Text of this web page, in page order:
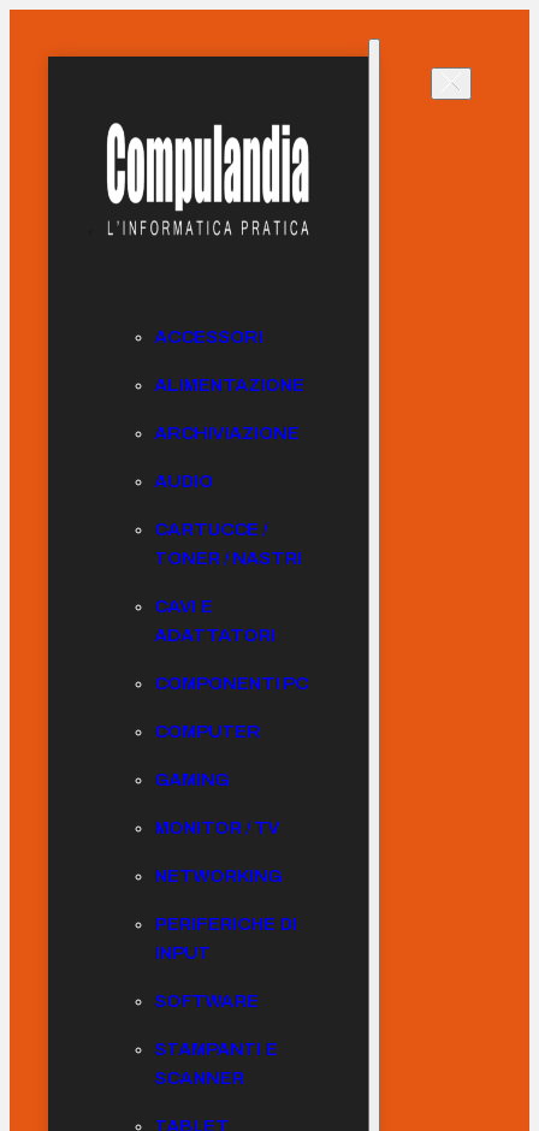
ACCESSORI
ALIMENTAZIONE
ARCHIVIAZIONE
AUDIO
CARTUCCE /
TONER / NASTRI
CAVI E
ADATTATORI
COMPONENTI PC
COMPUTER
GAMING
MONITOR / TV
NETWORKING
PERIFERICHE DI
INPUT
SOFTWARE
STAMPANTI E
SCANNER
TABLET